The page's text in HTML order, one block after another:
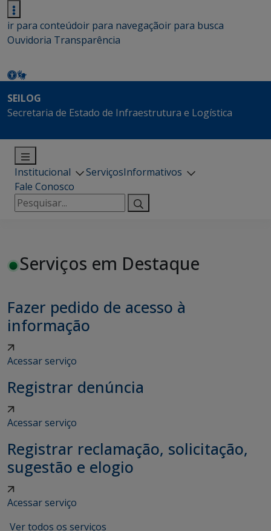
ir para conteúdoir para navegaçãoir para busca
Ouvidoria Transparência
SEILOG
Secretaria de Estado de Infraestrutura e Logística
Institucional ServiçosInformativos
Fale Conosco
Pesquisar
por:
Serviços em Destaque
Fazer pedido de acesso à
informação
Acessar serviço
Registrar denúncia
Acessar serviço
Registrar reclamação, solicitação,
sugestão e elogio
Acessar serviço
Ver todos os serviços